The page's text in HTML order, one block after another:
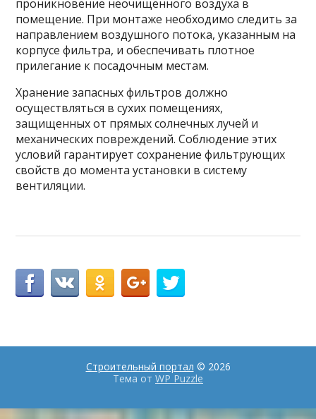
проникновение неочищенного воздуха в
помещение. При монтаже необходимо следить за
направлением воздушного потока, указанным на
корпусе фильтра, и обеспечивать плотное
прилегание к посадочным местам.
Хранение запасных фильтров должно
осуществляться в сухих помещениях,
защищенных от прямых солнечных лучей и
механических повреждений. Соблюдение этих
условий гарантирует сохранение фильтрующих
свойств до момента установки в систему
вентиляции.
Строительный портал © 2026
Тема от WP Puzzle